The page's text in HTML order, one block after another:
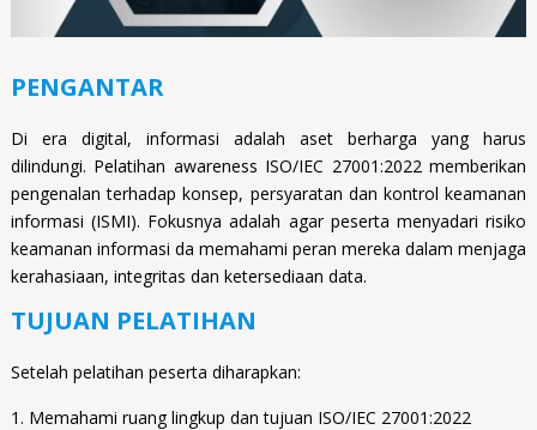
PENGANTAR
Di era digital, informasi adalah aset berharga yang harus
dilindungi. Pelatihan awareness ISO/IEC 27001:2022 memberikan
pengenalan terhadap konsep, persyaratan dan kontrol keamanan
informasi (ISMI). Fokusnya adalah agar peserta menyadari risiko
keamanan informasi da memahami peran mereka dalam menjaga
kerahasiaan, integritas dan ketersediaan data.
TUJUAN PELATIHAN
Setelah pelatihan peserta diharapkan:
Memahami ruang lingkup dan tujuan ISO/IEC 27001:2022